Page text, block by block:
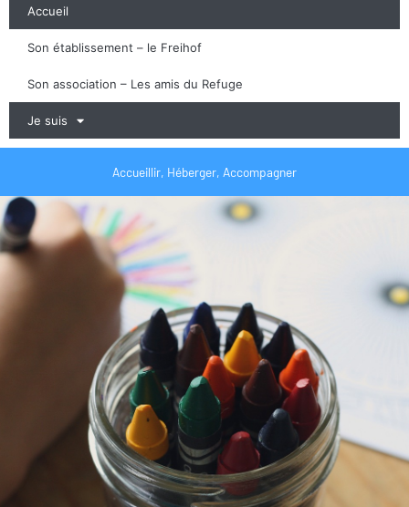
Accueil
Son établissement – le Freihof
Son association – Les amis du Refuge
Je suis
Accueillir, Héberger, Accompagner